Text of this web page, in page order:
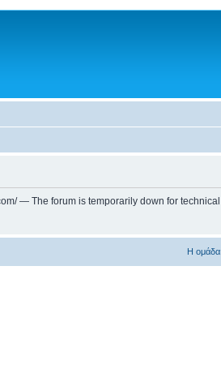
— The forum is temporarily down for
Η ομάδα